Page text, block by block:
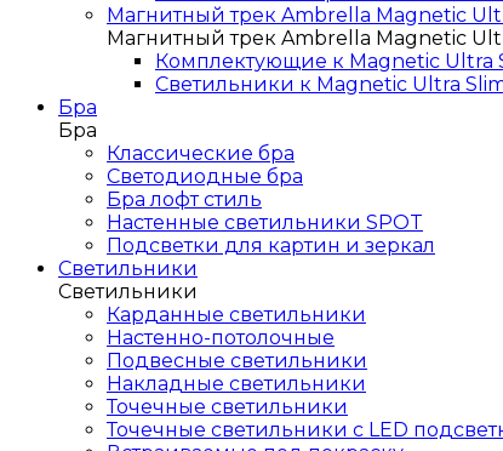
Магнитный трек Ambrella Magnetic
Магнитный трек Ambrella Magnetic
Комплектующие к Magnetic Ultra
Светильники к Magnetic Ultra
Бра
Бра
Классические бра
Светодиодные бра
Бра лофт стиль
Настенные светильники SPOT
Подсветки для картин и зеркал
Светильники
Светильники
Карданные светильники
Настенно-потолочные
Подвесные светильники
Накладные светильники
Точечные светильники
Точечные светильники с LED